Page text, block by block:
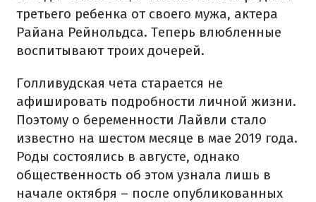
третьего ребенка от своего мужа, актера
Райана Рейнольдса. Теперь влюбленные
воспитывают троих дочерей.
Голливудская чета старается не
афишировать подробности личной жизни.
Поэтому о беременности Лайвли стало
известно на шестом месяце в мае 2019 года.
Роды состоялись в августе, однако
общественность об этом узнала лишь в
начале октября – после опубликованных